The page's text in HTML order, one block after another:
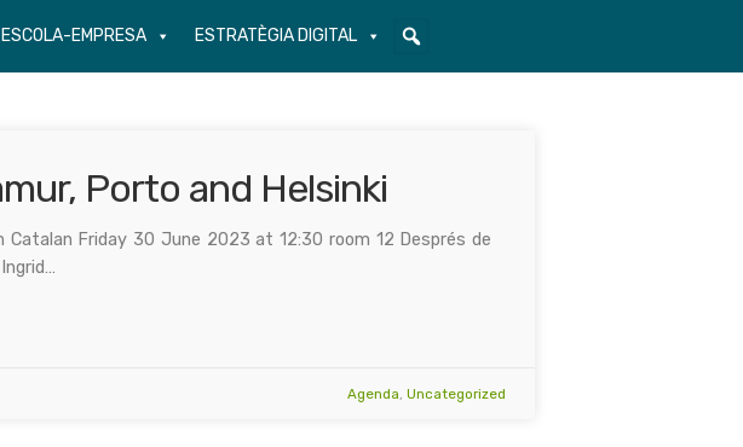
ESCOLA-EMPRESA ESTRATÈGIA DIGITAL
Porto and Helsinki
Friday 30 June 2023 at 12:30 room 12 Després de
Agenda, Uncategorized